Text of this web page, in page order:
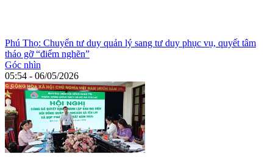
Phú Thọ: Chuyển tư duy quản lý sang tư duy phục vụ, quyết tâm
tháo gỡ “điểm nghẽn”
Góc nhìn
05:54 - 06/05/2026